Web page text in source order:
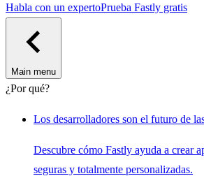
Habla con un expertoPrueba Fastly gratis
Main menu
¿Por qué?
Los desarrolladores son el futuro de
Descubre cómo Fastly ayuda a crear
seguras y totalmente personalizadas.